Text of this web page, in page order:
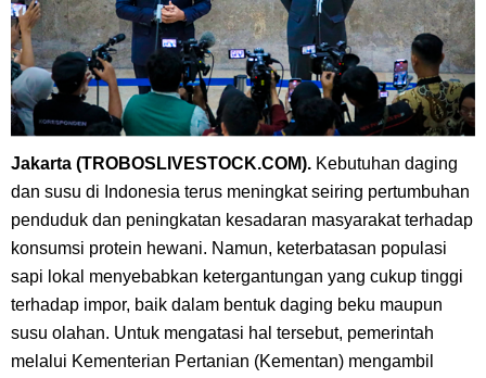
Jakarta (TROBOSLIVESTOCK.COM). Kebutuhan daging
dan susu di Indonesia terus meningkat seiring pertumbuhan
penduduk dan peningkatan kesadaran masyarakat terhadap
konsumsi protein hewani. Namun, keterbatasan populasi
sapi lokal menyebabkan ketergantungan yang cukup tinggi
terhadap impor, baik dalam bentuk daging beku maupun
susu olahan. Untuk mengatasi hal tersebut, pemerintah
melalui Kementerian Pertanian (Kementan) mengambil